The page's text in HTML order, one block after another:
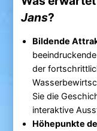
Jans?
Bildende
der
Sie die
interaktive
Höhepunkte